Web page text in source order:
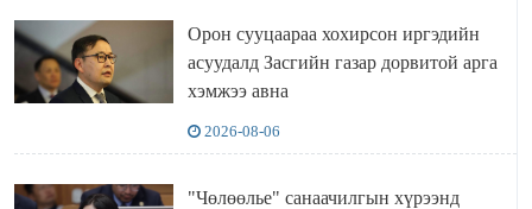
Орон сууцаараа хохирсон иргэдийн
асуудалд Засгийн газар дорвитой арга
хэмжээ авна
2026-08-06
"Чөлөөлье" санаачилгын хүрээнд